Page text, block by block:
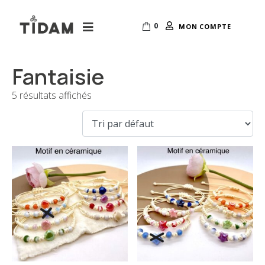
0 MON COMPTE
Fantaisie
5 résultats affichés